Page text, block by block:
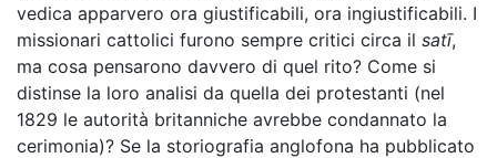
vedica apparvero ora giustificabili, ora ingiustificabili. I
missionari cattolici furono sempre critici circa il satī,
ma cosa pensarono davvero di quel rito? Come si
distinse la loro analisi da quella dei protestanti (nel
1829 le autorità britanniche avrebbe condannato la
cerimonia)? Se la storiografia anglofona ha pubblicato